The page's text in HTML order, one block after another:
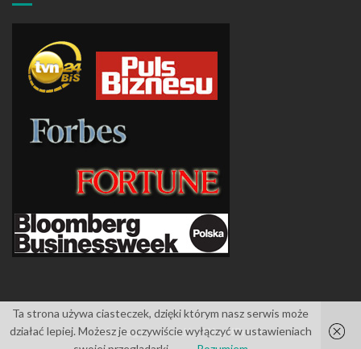
Islemagpowered byWordPress
Ta strona używa ciasteczek, dzięki którym nasz serwis może
działać lepiej. Możesz je oczywiście wyłączyć w ustawieniach